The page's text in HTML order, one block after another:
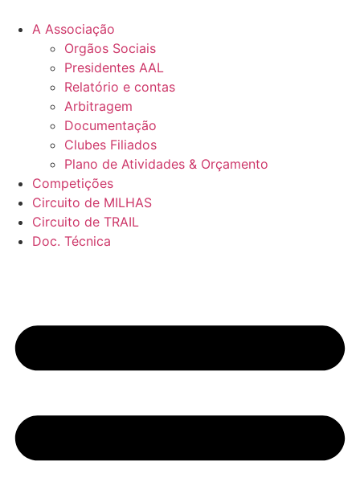
para
conteúdo
A Associação
Orgãos Sociais
Presidentes AAL
Relatório e contas
Arbitragem
Documentação
Clubes Filiados
Plano de Atividades & Orçamento
Competições
Circuito de MILHAS
Circuito de TRAIL
Doc. Técnica